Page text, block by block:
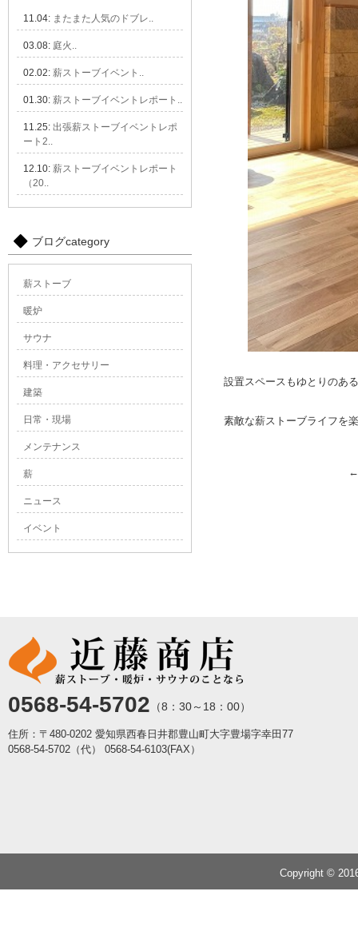
設置スペースもゆとりのあ
素敵な薪ストーブライフを
11.04: またまた人気のドブレ..
03.08: 庭火..
02.02: 薪ストーブイベント..
01.30: 薪ストーブイベントレポート..
11.25: 出張薪ストーブイベントレポ
ート2..
12.10: 薪ストーブイベントレポート
（20..
ブログcategory
薪ストーブ
暖炉
サウナ
料理・アクセサリー
建築
日常・現場
メンテナンス
薪
ニュース
イベント
0568-54-5702 （8：30～18：00）
住所：〒480-0202 愛知県西春日井郡豊山町大字豊場字幸田77
0568-54-5702（代）
0568-54-6103(FAX）
Copyright ©